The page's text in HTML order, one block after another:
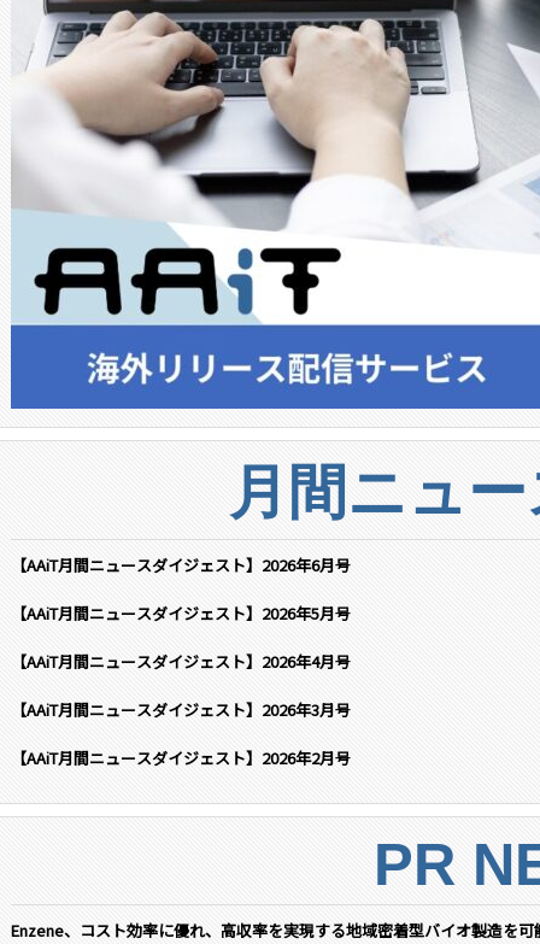
月間ニュ
【AAiT月間ニュースダイジェスト】2026年6月号
【AAiT月間ニュースダイジェスト】2026年5月号
【AAiT月間ニュースダイジェスト】2026年4月号
【AAiT月間ニュースダイジェスト】2026年3月号
【AAiT月間ニュースダイジェスト】2026年2月号
PR
Enzene、コスト効率に優れ、高収率を実現する地域密着型バイオ製造を